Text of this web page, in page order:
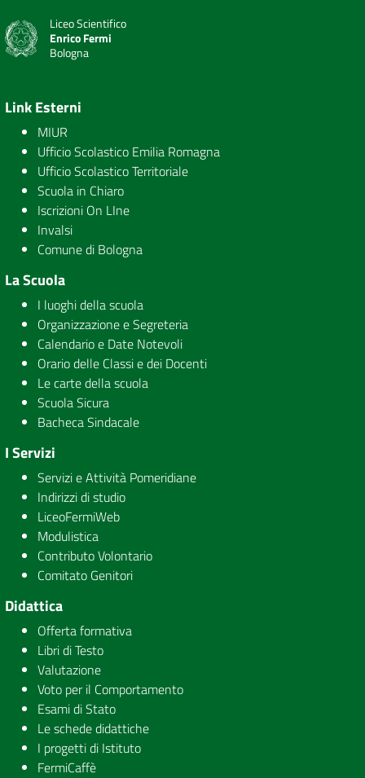
Liceo Scientifico
Enrico Fermi
Bologna
Link Esterni
MIUR
Ufficio Scolastico Emilia Romagna
Ufficio Scolastico Territoriale
Scuola in Chiaro
Iscrizioni On LIne
Invalsi
Comune di Bologna
La Scuola
I luoghi della scuola
Organizzazione e Segreteria
Calendario e Date Notevoli
Orario delle Classi e dei Docenti
Le carte della scuola
Scuola Sicura
Bacheca Sindacale
I Servizi
Servizi e Attività Pomeridiane
Indirizzi di studio
LiceoFermiWeb
Modulistica
Contributo Volontario
Comitato Genitori
Didattica
Offerta formativa
Libri di Testo
Valutazione
Voto per il Comportamento
Esami di Stato
Le schede didattiche
I progetti di Istituto
FermiCaffè